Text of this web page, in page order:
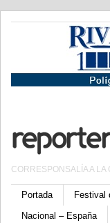
CORRESPONSALÍA A LA
Portada Festival
Nacional – España